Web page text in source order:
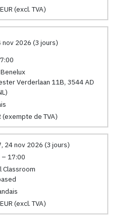
(excl. TVA)
nov 2026 (3 jours)
Verderlaan 11B, 3544 AD
(exempte de TVA)
24 nov 2026 (3 jours)
17:00
Classroom
(excl. TVA)